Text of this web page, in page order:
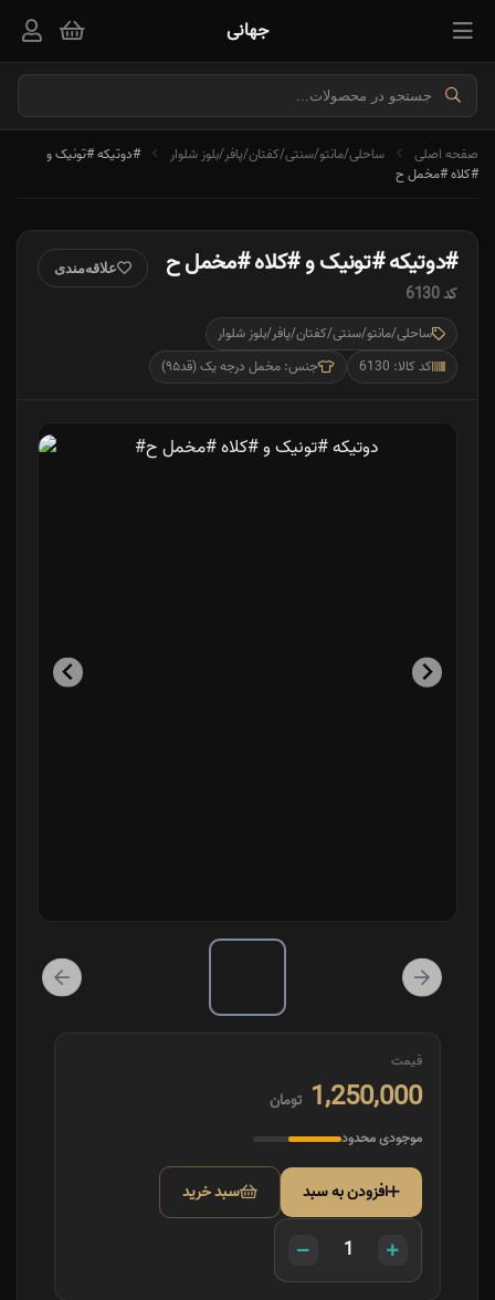
جهانی
صفحه اصلی ساحلی/مانتو/سنتی/کفتان/پافر/بلوز شلوار
#دوتیکه #تونیک و
#کلاه #مخمل ح
#دوتیکه #تونیک و #کلاه #مخمل ح
کد 6130
ساحلی/مانتو/سنتی/کفتان/پافر/بلوز شلوار
کد کالا: 6130
جنس: مخمل درجه یک (قد۹۵)
علاقه‌مندی
قیمت
1,250,000 تومان
موجودی محدود
افزودن به سبد سبد خرید